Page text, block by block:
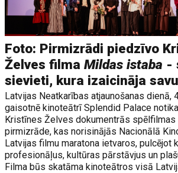
Foto: Pirmizrādi piedzīvo
Želves filmaMildas istaba -
sievieti, kura izaicināja
Latvijas Neatkarības atjaunošanas dienā,
gaisotnē kinoteātrī Splendid Palace
Kristīnes Želves dokumentrās
pirmizrāde, kas norisinājās Nacionālā
Latvijas filmu maratona ietvaros, pulcējot
profesionāļus, kultūras pārstāvjus un
Filma būs skatāma kinoteātros visā